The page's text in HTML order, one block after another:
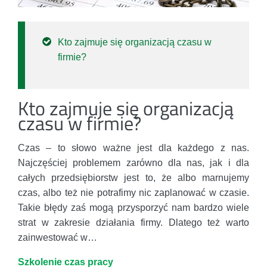
Kto zajmuje się organizacją czasu w
firmie?
Kto zajmuje się organizacją
czasu w firmie?
Czas – to słowo ważne jest dla każdego z nas.
Najczęściej problemem zarówno dla nas, jak i dla
całych przedsiębiorstw jest to, że albo marnujemy
czas, albo też nie potrafimy nic zaplanować w czasie.
Takie błędy zaś mogą przysporzyć nam bardzo wiele
strat w zakresie działania firmy. Dlatego też warto
zainwestować w…
Szkolenie czas pracy